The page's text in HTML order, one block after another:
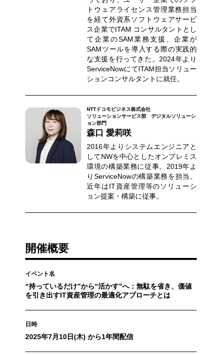
トウェアライセンス管理業務担当
を経て外資系ソフトウェアサービ
ス企業でITAM コンサルタントとし
て企業のSAM業務支援、企業が
SAMツールを導入する際の実践的
な支援を行ってきた。2024年より
ServiceNowにてITAM担当ソリュー
ションコンサルタントに就任。
NTTドコモビジネス株式会社
ソリューションサービス部 デジタルソリューシ
ョン部門
森口 愛莉咲
2016年よりシステムエンジニアと
してNWを中心としたオンプレミス
環境の構築業務に従事。2019年よ
りServiceNowの構築業務を担当。
近年はIT資産管理等のソリューシ
ョン提案・構築に従事。
開催概要
イベント名
“持っているだけ”から“活かす”へ：無駄を省き、価値
を引き出すIT資産管理の最適化アプローチとは
日時
2025年7月10日(木) から1年間配信